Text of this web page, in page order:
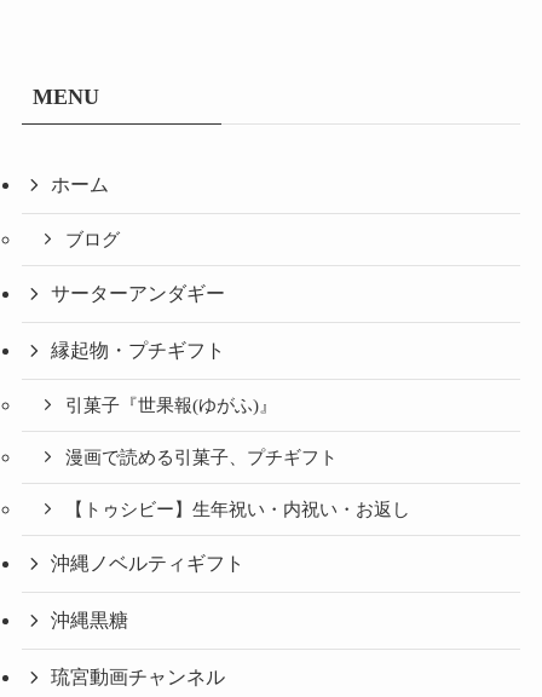
MENU
ホーム
ブログ
サーターアンダギー
縁起物・プチギフト
引菓子『世果報(ゆがふ)』
漫画で読める引菓子、プチギフト
【トゥシビー】生年祝い・内祝い・お返し
沖縄ノベルティギフト
沖縄黒糖
琉宮動画チャンネル